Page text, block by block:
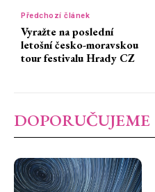
Předchozí článek
Vyražte na poslední
letošní česko-moravskou
tour festivalu Hrady CZ
DOPORUČUJEME